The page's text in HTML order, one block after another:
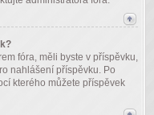
fóra, měli byste v příspěvku,
nahlášení příspěvku. Po
kterého můžete příspěvek